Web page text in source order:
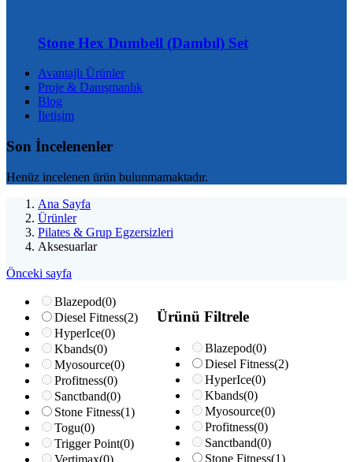
Stone Hex Dumbell (Dambıl) Set
Avantajlı Ürünler
Proje & Danışmanlık
Blog
İletişim
Son İncelenenler
Henüz incelenen ürün bulunmamaktadır.
Ana Sayfa
Ürünler
Pilates & Grup Egzersizleri
Aksesuarlar
Önceki sayfa
Ürünü Filtrele
Blazepod(0)
Diesel Fitness(2)
HyperIce(0)
Kbands(0)
Myosource(0)
Profitness(0)
Sanctband(0)
Stone Fitness(1)
Blazepod(0)
Diesel Fitness(2)
HyperIce(0)
Kbands(0)
Myosource(0)
Profitness(0)
Sanctband(0)
Stone Fitness(1)
Togu(0)
Trigger Point(0)
Vertimax(0)